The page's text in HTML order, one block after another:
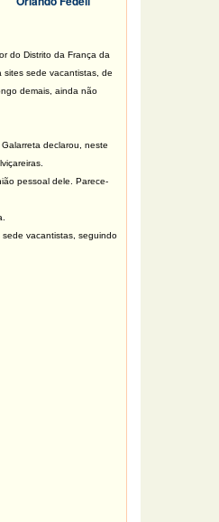
do Distrito da França da
sites sede vacantistas, de
demais, ainda não
declarou, neste
pessoal dele. Parece-
vacantistas, seguindo